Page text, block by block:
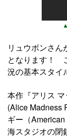
リュウボンさ
となります！
況の基本スタイ
本作『アリス
(Alice Madness
ギー（
海スタジオの閉